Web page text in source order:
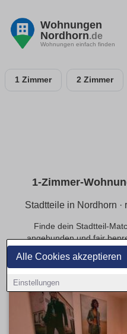
Alle Cookies akzeptieren
Einstellungen
Wohnungen
Nordhorn.de
Wohnungen einfach finden
1 Zimmer 2 Zimmer
1-Zimmer-
Stadtteile in Nordhorn ·
Finde dein Stadtteil-
angebunden und fair